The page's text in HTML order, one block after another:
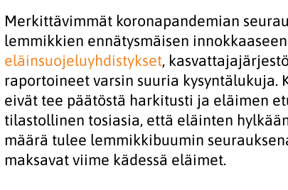
Merkittävimmät koronapandemian
lemmikkien ennätysmäisen
eläinsuojeluyhdistykset,
raportoineet varsin suuria kysyntälukuja.
eivät tee päätöstä harkitusti ja eläimen
tilastollinen tosiasia, että eläinten
määrä tulee lemmikkibuumin
maksavat viime kädessä eläimet.